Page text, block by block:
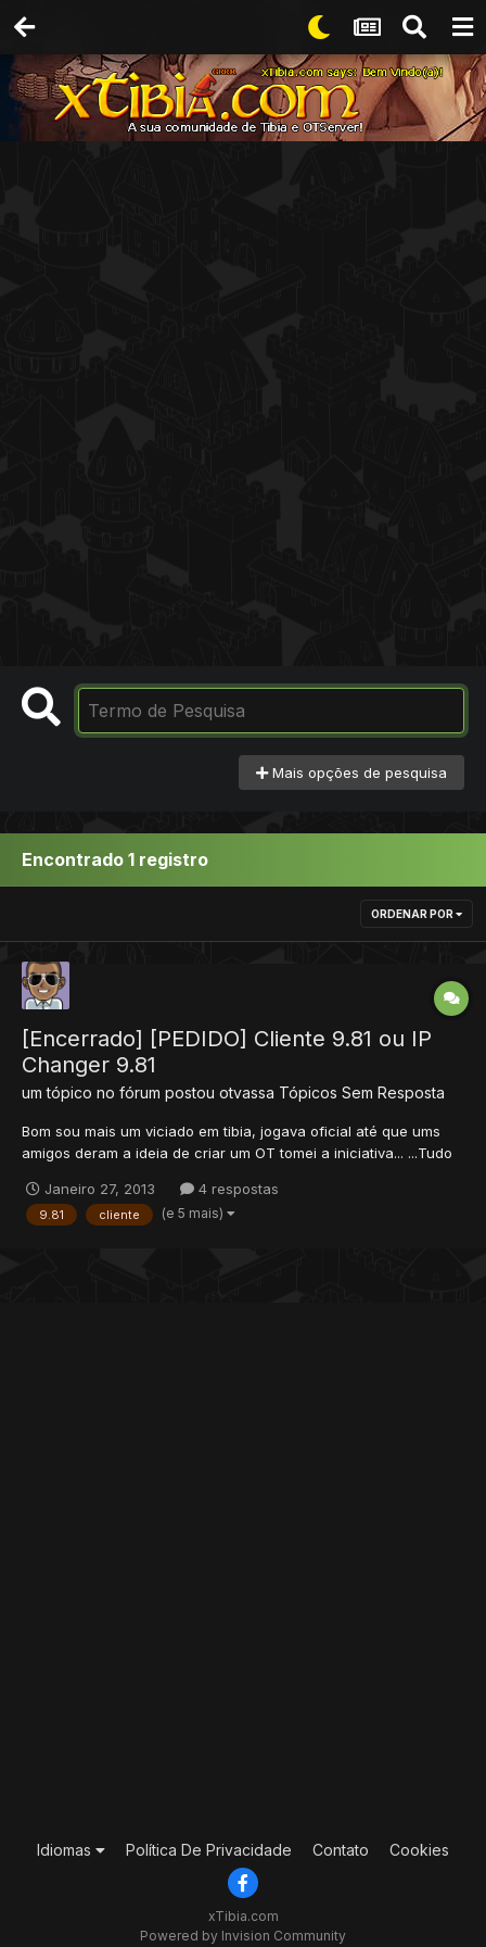
Mais opções de pesquisa
Encontrado 1 registro
ORDENAR POR
[Encerrado] [PEDIDO] Cliente 9.81 ou IP
Changer 9.81
um tópico no fórum postou otvassa Tópicos Sem Resposta
Bom sou mais um viciado em tibia, jogava oficial até que ums
amigos deram a ideia de criar um OT tomei a iniciativa... ...Tudo
mas não estou conseguindo criar um Cliente com meu ip, ou até
mesmo baixar um ip changer 9.81 "SEM VÍRUS" s...
Janeiro 27, 2013 4 respostas
9.81 cliente (e 5 mais)
Idiomas Política De Privacidade Contato Cookies
xTibia.com
Powered by Invision Community